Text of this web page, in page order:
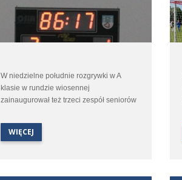
W niedzielne południe rozgrywki w A
klasie w rundzie wiosennej
zainaugurował też trzeci zespół seniorów
Łukasza Kaczałki udała się do Kórnika
aby zmierzyć się z rezerwami
WIĘCEJ